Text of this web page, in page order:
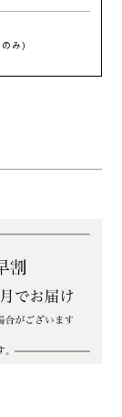
のみ)